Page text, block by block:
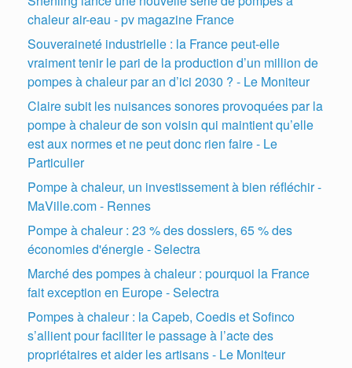
chaleur air-eau - pv magazine France
Souveraineté industrielle : la France peut-elle
vraiment tenir le pari de la production d’un million de
pompes à chaleur par an d’ici 2030 ? - Le Moniteur
Claire subit les nuisances sonores provoquées par la
pompe à chaleur de son voisin qui maintient qu’elle
est aux normes et ne peut donc rien faire - Le
Particulier
Pompe à chaleur, un investissement à bien réfléchir -
MaVille.com - Rennes
Pompe à chaleur : 23 % des dossiers, 65 % des
économies d'énergie - Selectra
Marché des pompes à chaleur : pourquoi la France
fait exception en Europe - Selectra
Pompes à chaleur : la Capeb, Coedis et Sofinco
s’allient pour faciliter le passage à l’acte des
propriétaires et aider les artisans - Le Moniteur